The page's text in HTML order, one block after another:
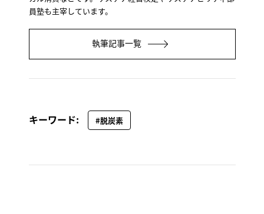
員塾も主宰しています。
執筆記事一覧
キーワード: #脱炭素